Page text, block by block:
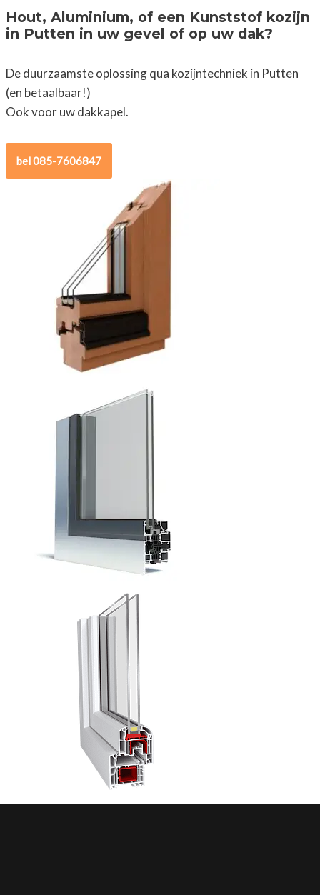
Hout, Aluminium, of een Kunststof kozijn
in Putten in uw gevel of op uw dak?
De duurzaamste oplossing qua kozijntechniek in Putten
(en betaalbaar!)
Ook voor uw dakkapel.
bel 085-7606847